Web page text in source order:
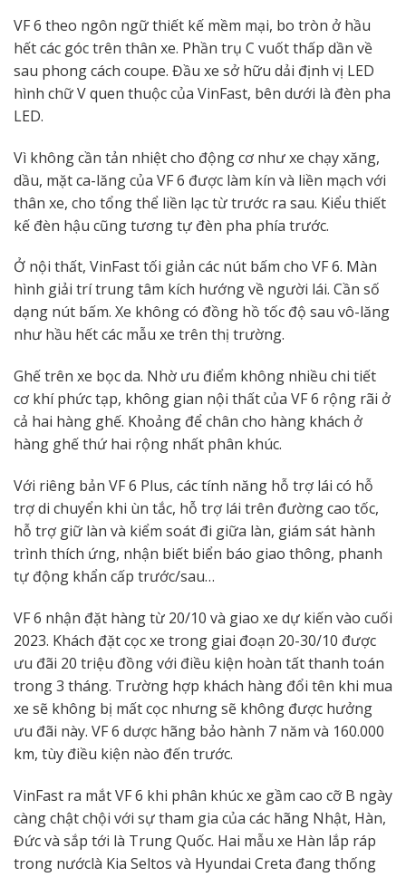
VF 6 theo ngôn ngữ thiết kế mềm mại, bo tròn ở hầu
hết các góc trên thân xe. Phần trụ C vuốt thấp dần về
sau phong cách coupe. Đầu xe sở hữu dải định vị LED
hình chữ V quen thuộc của VinFast, bên dưới là đèn pha
LED.
Vì không cần tản nhiệt cho động cơ như xe chạy xăng,
dầu, mặt ca-lăng của VF 6 được làm kín và liền mạch với
thân xe, cho tổng thể liền lạc từ trước ra sau. Kiểu thiết
kế đèn hậu cũng tương tự đèn pha phía trước.
Ở nội thất, VinFast tối giản các nút bấm cho VF 6. Màn
hình giải trí trung tâm kích hướng về người lái. Cần số
dạng nút bấm. Xe không có đồng hồ tốc độ sau vô-lăng
như hầu hết các mẫu xe trên thị trường.
Ghế trên xe bọc da. Nhờ ưu điểm không nhiều chi tiết
cơ khí phức tạp, không gian nội thất của VF 6 rộng rãi ở
cả hai hàng ghế. Khoảng để chân cho hàng khách ở
hàng ghế thứ hai rộng nhất phân khúc.
Với riêng bản VF 6 Plus, các tính năng hỗ trợ lái có hỗ
trợ di chuyển khi ùn tắc, hỗ trợ lái trên đường cao tốc,
hỗ trợ giữ làn và kiểm soát đi giữa làn, giám sát hành
trình thích ứng, nhận biết biển báo giao thông, phanh
tự động khẩn cấp trước/sau…
VF 6 nhận đặt hàng từ 20/10 và giao xe dự kiến vào cuối
2023. Khách đặt cọc xe trong giai đoạn 20-30/10 được
ưu đãi 20 triệu đồng với điều kiện hoàn tất thanh toán
trong 3 tháng. Trường hợp khách hàng đổi tên khi mua
xe sẽ không bị mất cọc nhưng sẽ không được hưởng
ưu đãi này. VF 6 dược hãng bảo hành 7 năm và 160.000
km, tùy điều kiện nào đến trước.
VinFast ra mắt VF 6 khi phân khúc xe gầm cao cỡ B ngày
càng chật chội với sự tham gia của các hãng Nhật, Hàn,
Đức và sắp tới là Trung Quốc. Hai mẫu xe Hàn lắp ráp
trong nướclà Kia Seltos và Hyundai Creta đang thống